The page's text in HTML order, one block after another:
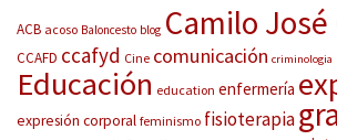
ACB acoso Baloncesto blog Camilo José
CCAFD ccafyd Cine comunicación criminologia
Educación education enfermería
expresión corporal feminismo fisioterapia